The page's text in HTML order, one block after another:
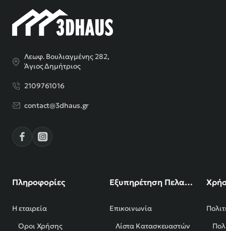
Λεωφ. Βουλιαγμένης 282,
Άγιος Δημήτριος
2109761016
contact@3dhaus.gr
Πληροφορίες
Η εταιρεία
Όροι Χρήσης
Εξυπηρέτηση Πελατών
Επικοινωνία
Λίστα Κατασκευαστών